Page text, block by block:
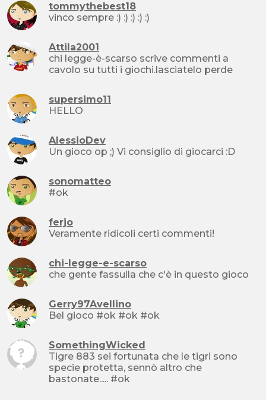
tommythebest18
vinco sempre :) :) :) :) :)
Attila2001
chi legge-è-scarso scrive commenti a
cavolo su tutti i giochi.lasciatelo perde
supersimo11
HELLO
AlessioDev
Un gioco op ;) Vi consiglio di giocarci :D
sonomatteo
#ok
ferjo
Veramente ridicoli certi commenti!
chi-legge-e-scarso
che gente fassulla che c'è in questo gioco
Gerry97Avellino
Bel gioco #ok #ok #ok
SomethingWicked
Tigre 883 sei fortunata che le tigri sono
specie protetta, sennò altro che
bastonate..... #ok